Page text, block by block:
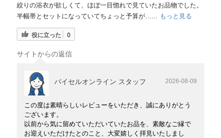
絞りの浴衣が欲しくて、ほぼ一目惚れで見ていたお品物でした。
半幅帯とセットになっていてちょっと予算が…...
もっと見る
役に立った 0
サイトからの返信
バイセルオンライン スタッフ 2026-08-09
この度は素晴らしいレビューをいただき、誠にありがとう
ございます。
以前から気に留めていただいていたお品を、素敵なご縁で
お迎えいただけたとのこと、大変嬉しく拝見いたしまし